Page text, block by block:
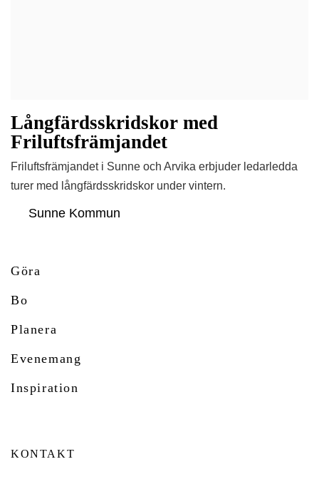
Långfärdsskridskor med
Friluftsfrämjandet
Friluftsfrämjandet i Sunne och Arvika erbjuder ledarledda
turer med långfärdsskridskor under vintern.
Sunne Kommun
Göra
Bo
Planera
Evenemang
Inspiration
KONTAKT